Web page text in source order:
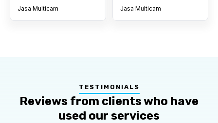
Jasa Multicam Jasa Multicam
TESTIMONIALS
Reviews from clients who have
used our services